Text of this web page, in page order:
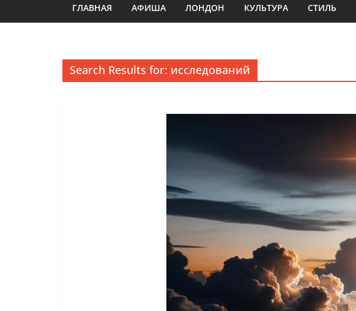
ГЛАВНАЯ АФИША ЛОНДОН КУЛЬТУРА СТИЛЬ
Search Results for: исследований